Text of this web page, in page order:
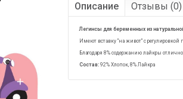
Описание Отзывы (0)
Легинсы для беременных из
Имеют вставку "на живот" с
Благодаря 8% содержанию лайкры
Состав: 92% Хлопок, 8% Лайкра